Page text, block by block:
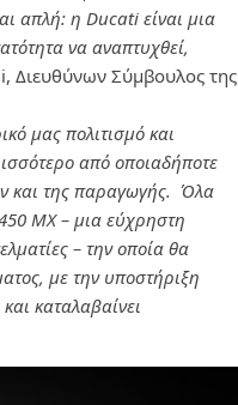
απλή: η Ducati είναι μια
να αναπτυχθεί,
Διευθύνων Σύμβουλος της
μας πολιτισμό και
από οποιαδήποτε
και της παραγωγής. Όλα
MX – μια εύχρηστη
– την οποία θα
με την υποστήριξη
καταλαβαίνει